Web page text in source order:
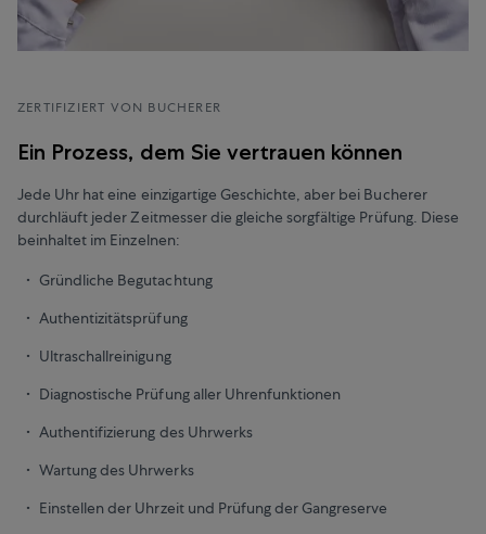
ZERTIFIZIERT VON BUCHERER
Ein Prozess, dem Sie vertrauen können
Jede Uhr hat eine einzigartige Geschichte, aber bei Bucherer
durchläuft jeder Zeitmesser die gleiche sorgfältige Prüfung. Diese
beinhaltet im Einzelnen:
Gründliche Begutachtung
Authentizitätsprüfung
Ultraschallreinigung
Diagnostische Prüfung aller Uhrenfunktionen
Authentifizierung des Uhrwerks
Wartung des Uhrwerks
Einstellen der Uhrzeit und Prüfung der Gangreserve